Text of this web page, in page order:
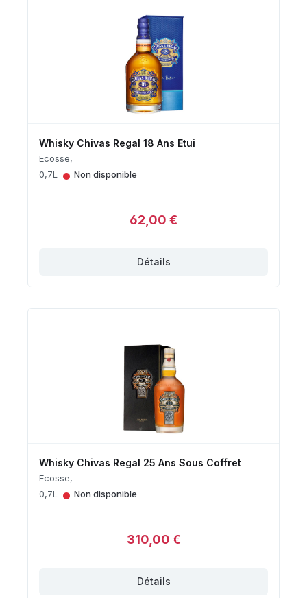
Whisky Chivas Regal 18 Ans Etui
Ecosse,
0,7L
• Non disponible
62,00 €
Détails
Whisky Chivas Regal 25 Ans Sous Coffret
Ecosse,
0,7L
• Non disponible
310,00 €
Détails